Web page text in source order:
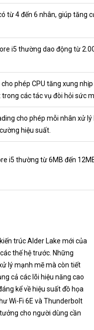
từ 4 đến 6 nhân, giúp tăng
i5 thường dao động từ
phép CPU tăng xung
các tác vụ đòi hỏi sức
cho phép mỗi nhân xử
hiệu suất.
i5 thường từ 6MB đến
trúc Alder Lake mới của
thế hệ trước. Những
lý mạnh mẽ mà còn tiết
cả các lõi hiệu năng cao
kể về hiệu suất đồ họa
Wi-Fi 6E và Thunderbolt
cho người dùng cần